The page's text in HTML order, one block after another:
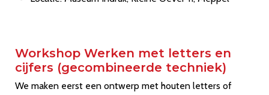
Workshop Werken met letters en
cijfers (gecombineerde techniek)
We maken eerst een ontwerp met houten letters of